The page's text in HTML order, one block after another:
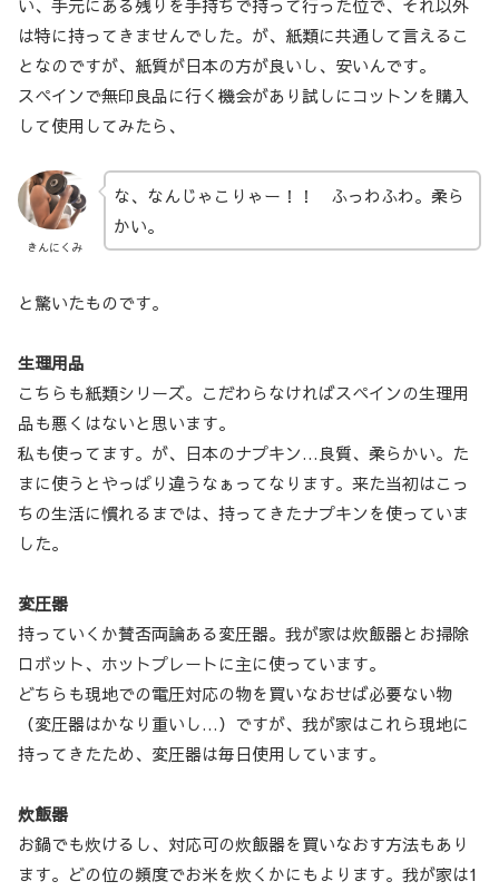
い、手元にある残りを手持ちで持って行った位で、それ以外
は特に持ってきませんでした。が、紙類に共通して言えるこ
となのですが、紙質が日本の方が良いし、安いんです。
スペインで無印良品に行く機会があり試しにコットンを購入
して使用してみたら、
きんにくみ
な、なんじゃこりゃー！！ ふっわふわ。柔ら
かい。
と驚いたものです。
生理用品
こちらも紙類シリーズ。こだわらなければスペインの生理用
品も悪くはないと思います。
私も使ってます。が、日本のナプキン…良質、柔らかい。た
まに使うとやっぱり違うなぁってなります。来た当初はこっ
ちの生活に慣れるまでは、持ってきたナプキンを使っていま
した。
変圧器
持っていくか賛否両論ある変圧器。我が家は炊飯器とお掃除
ロボット、ホットプレートに主に使っています。
どちらも現地での電圧対応の物を買いなおせば必要ない物
（変圧器はかなり重いし…）ですが、我が家はこれら現地に
持ってきたため、変圧器は毎日使用しています。
炊飯器
お鍋でも炊けるし、対応可の炊飯器を買いなおす方法もあり
ます。どの位の頻度でお米を炊くかにもよります。我が家は1